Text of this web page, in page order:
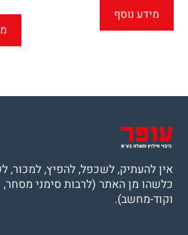
מידע נוסף
אין להעתיק, לשכפל, להפיץ, למכור,
כלשהו מן האתר (לרבות סימני
וקוד-מחשב).